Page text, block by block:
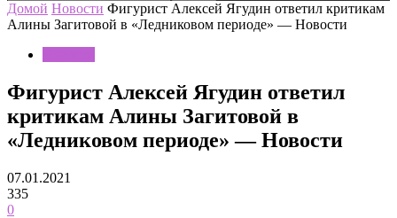
Домой Новости Фигурист Алексей Ягудин ответил критикам
Алины Загитовой в «Ледниковом периоде» — Новости
Фигурист Алексей Ягудин ответил
критикам Алины Загитовой в
«Ледниковом периоде» — Новости
07.01.2021
335
0